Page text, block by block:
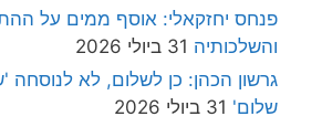
פנחס יחזקאלי: אוסף ממים על
והשלכותיה 31 ביולי 2026
גרשון הכהן: כן לשלום, לא
שלום' 31 ביולי 2026